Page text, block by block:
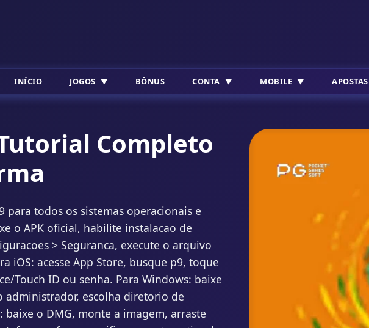
INÍCIO JOGOS BÔNUS CONTA MOBILE APOSTAS
Completo
para todos os sistemas operacionais e
o APK oficial, habilite instalacao de
> Seguranca, execute o arquivo
iOS: acesse App Store, busque p9, toque
Touch ID ou senha. Para Windows: baixe
administrador, escolha diretorio de
baixe o DMG, monte a imagem, arraste